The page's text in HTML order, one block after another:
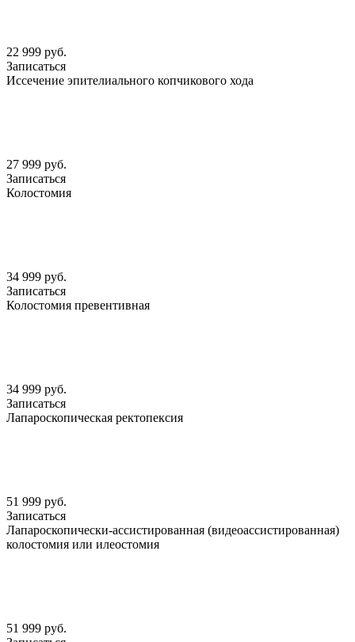
22 999 руб.
Записаться
Иссечение эпителиального копчикового хода
27 999 руб.
Записаться
Колостомия
34 999 руб.
Записаться
Колостомия превентивная
34 999 руб.
Записаться
Лапароскопическая ректопексия
51 999 руб.
Записаться
Лапароскопически-ассистированная (видеоассистированная)
колостомия или илеостомия
51 999 руб.